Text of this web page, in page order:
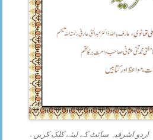
اردو اشرفیہ سائٹ کے لیئے کلک کریں۔